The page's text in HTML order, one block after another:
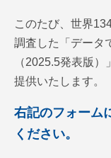
このたび、世界
調査した「データ
（2025.5発表版
提供いたします。
右記のフォーム
ください。